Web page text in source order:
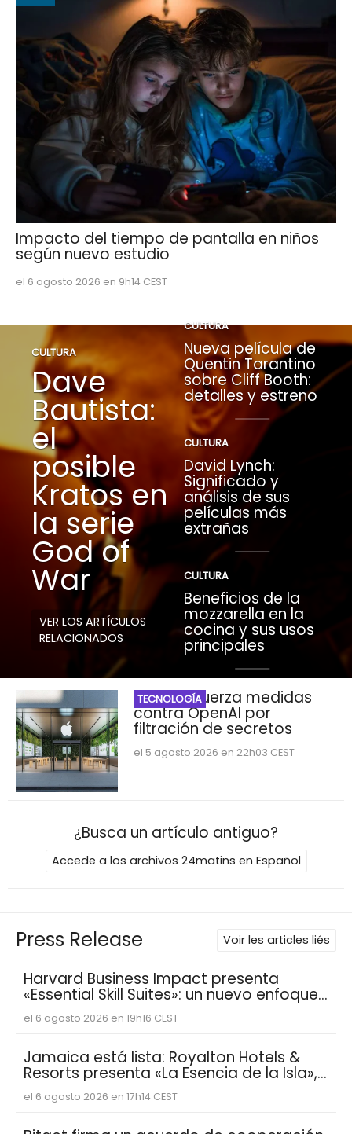
Impacto del tiempo de pantalla en niños
según nuevo estudio
el 6 agosto 2026 en 9h14 CEST
CULTURA
Dave
Bautista:
el
posible
Kratos en
la serie
God of
War
VER LOS ARTÍCULOS
RELACIONADOS
CULTURA
Nueva película de
Quentin Tarantino
sobre Cliff Booth:
detalles y estreno
CULTURA
David Lynch:
Significado y
análisis de sus
películas más
extrañas
CULTURA
Beneficios de la
mozzarella en la
cocina y sus usos
principales
TECNOLOGÍA
Apple refuerza medidas
contra OpenAI por
filtración de secretos
el 5 agosto 2026 en 22h03 CEST
¿Busca un artículo antiguo?
Accede a los archivos 24matins en Español
Press Release Voir les articles liés
Harvard Business Impact presenta
«Essential Skill Suites»: un nuevo enfoque
sobre cómo los estudiantes aprenden y
desarrollan las competencias
las empresas
el 6 agosto 2026 en 19h16 CEST
Jamaica está lista: Royalton Hotels &
Resorts presenta «La Esencia de la Isla»,
una experiencia vacacional para
familias
el 6 agosto 2026 en 17h14 CEST